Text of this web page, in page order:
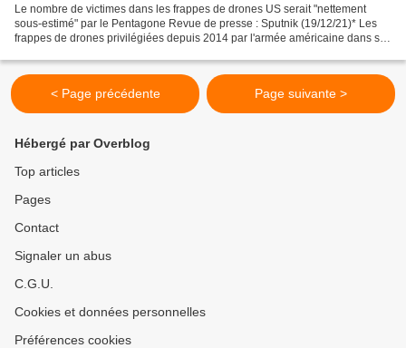
Le nombre de victimes dans les frappes de drones US serait "nettement
sous-estimé" par le Pentagone Revue de presse : Sputnik (19/12/21)* Les
frappes de drones privilégiées depuis 2014 par l'armée américaine dans ses
< Page précédente Page suivante >
Hébergé par Overblog
Top articles
Pages
Contact
Signaler un abus
C.G.U.
Cookies et données personnelles
Préférences cookies